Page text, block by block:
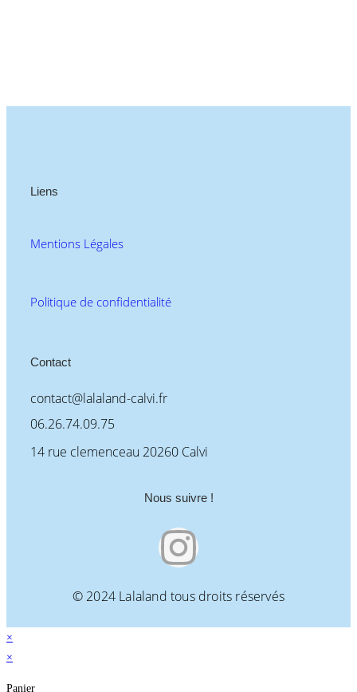
Liens
Mentions Légales
Politique de confidentialité
Contact
contact@lalaland-calvi.fr
06.26.74.09.75
14 rue clemenceau 20260 Calvi
Nous suivre !
© 2024 Lalaland tous droits réservés
×
×
Panier